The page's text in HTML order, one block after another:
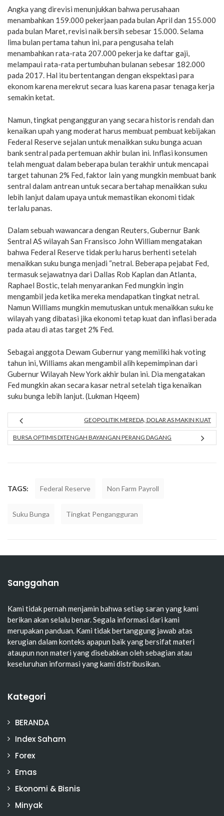
Angka yang direvisi menunjukkan bahwa perusahaan
menambahkan 159.000 pekerjaan pada bulan April dan 155.000
pada bulan Maret, revisi naik bersih sebesar 15.000. Selama
lima bulan pertama tahun ini, para pengusaha telah
menambahkan rata-rata 207.000 pekerja ke daftar gaji,
melampaui rata-rata pertumbuhan bulanan sebesar 182.000
pada 2017. Hal itu bertentangan dengan ekspektasi para
ekonom karena merekrut secara luas karena pasar tenaga kerja
semakin ketat.
Namun, tingkat pengangguran yang secara historis rendah dan
kenaikan upah yang moderat harus membuat pembuat kebijakan
Federal Reserve sejalan untuk menaikkan suku bunga acuan
bank sentral pada pertemuan akhir bulan ini. Inflasi konsumen
telah menguat dalam beberapa bulan terakhir untuk mencapai
target tahunan 2% Fed, faktor lain yang mungkin membuat bank
sentral dalam antrean untuk secara bertahap menaikkan suku
lebih lanjut dalam upaya untuk memastikan ekonomi tidak
terlalu panas.
Dalam sebuah wawancara dengan Reuters, Gubernur Bank
Sentral AS wilayah San Fransisco John William mengatakan
bahwa Federal Reserve tidak perlu harus berhenti setelah
menaikkan suku bunga menjadi “netral. Beberapa pejabat Fed,
termasuk sejawatnya dari Dallas Rob Kaplan dan Atlanta,
Raphael Bostic, telah menyarankan Fed mungkin ingin
mengambil jeda ketika mereka mendapatkan tingkat netral.
Namun Williams mungkin memutuskan untuk menaikkan suku ke
wilayah yang dibatasi jika ekonomi tetap kuat dan inflasi berada
pada atau di atas target 2% Fed.
Sebagai anggota Dewam Gubernur yang memiliki hak voting
tahun ini, Williams akan mengambil alih kepemimpinan dari
Gubernur Wilayah New York akhir bulan ini. Dia mengatakan
Fed mungkin akan secara kasar netral setelah tiga kenaikan
suku bunga lebih lanjut. (Lukman Hqeem)
GEOPOLITIK MEREDA, DOLAR AS MAKIN KUAT
BURSA OPTIMIS DITENGAH BAYANGAN PERANG DAGANG
TAGS: Federal Reserve Non Farm Payroll
Suku Bunga Tingkat Pengangguran
Sanggahan
Kami tidak pernah menjamin bahwa setiap saran yang kami
berikan akan selalu benar. Segala informasi dari kami
merupakan panduan. Kami tidak bertanggung jawab atas
kerugian dalam konteks apapun baik yang bersifat materi
ataupun non materi yang disebabkan oleh sebagian atau
keseluruhan informasi yang kami distribusikan.
Kategori
BERANDA
Index Saham
Forex
Emas
Ekonomi & Bisnis
Minyak